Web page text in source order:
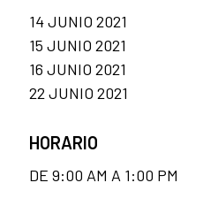
14 JUNIO 2021
15 JUNIO 2021
16 JUNIO 2021
22 JUNIO 2021
HORARIO
DE 9:00 AM A 1:00 PM